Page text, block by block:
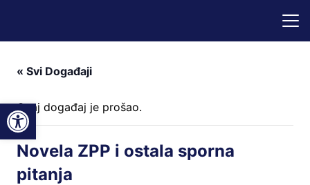
« Svi Događaji
Ovaj događaj je prošao.
Novela ZPP i ostala sporna
pitanja
Open toolbar